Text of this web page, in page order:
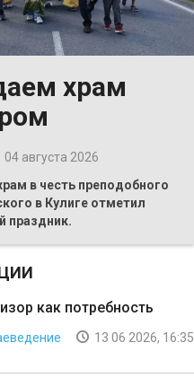
храм
04 августа 2026
в честь преподобного
в Кулиге отметил
праздник.
как потребность
13 06 2026, 16:35